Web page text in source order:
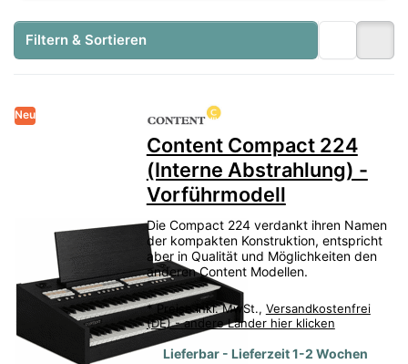
Filtern & Sortieren
Neu
Content Compact 224
(Interne Abstrahlung) -
Vorführmodell
Die Compact 224 verdankt ihren Namen
der kompakten Konstruktion, entspricht
aber in Qualität und Möglichkeiten den
anderen Content Modellen.
* Preise inkl. MwSt., Versandkostenfrei
(DE) - andere Länder hier klicken
Lieferbar - Lieferzeit 1-2 Wochen